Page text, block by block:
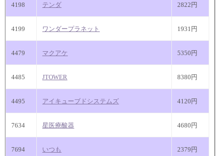
4198 テンダ 2822円
4199 ワンダープラネット 1931円
4479 マクアケ 5350円
4485 JTOWER 8380円
4495 アイキューブドシステムズ 4120円
7634 星医療酸器 4680円
7694 いつも 2379円